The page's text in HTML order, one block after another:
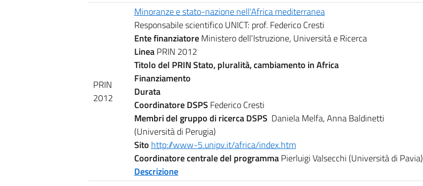
PRIN
2012
Minoranze e stato-nazione nell'Africa mediterranea
Responsabile scientifico UNICT: prof. Federico Cresti
Ente finanziatoreMinistero dell’Istruzione, Università e Ricerca
LineaPRIN 2012
Titolo del PRINStato, pluralità, cambiamento in Africa
Finanziamento
Durata
Coordinatore DSPS Federico Cresti
Membri del gruppo di ricerca DSPS Daniela Melfa, Anna Baldinetti
(Università di Perugia)
Sito http://www-5.unipv.it/africa/index.htm
Coordinatore centrale del programmaPierluigi Valsecchi (Università di Pavia)
Descrizione